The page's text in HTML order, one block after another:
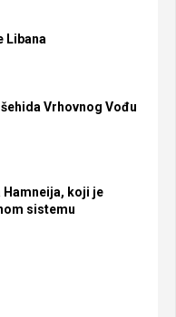
Libana
Vrhovnog Vođu
koji je
sistemu